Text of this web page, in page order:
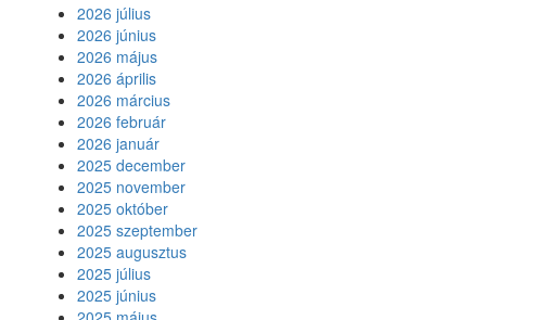
2026 július
2026 június
2026 május
2026 április
2026 március
2026 február
2026 január
2025 december
2025 november
2025 október
2025 szeptember
2025 augusztus
2025 július
2025 június